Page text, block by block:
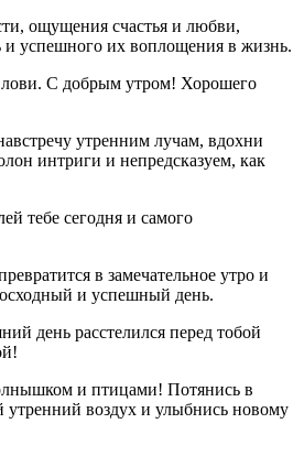
ощущения счастья и любви,
и успешного их воплощения в жизнь.
лови. С добрым утром! Хорошего
утренним лучам, вдохни
интриги и непредсказуем, как
тебе сегодня и самого
в замечательное утро и
и успешный день.
день расстелился перед тобой
и птицами! Потянись в
утренний воздух и улыбнись новому